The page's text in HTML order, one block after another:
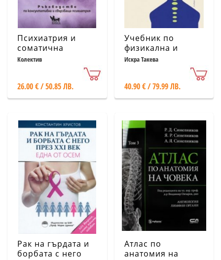
Психиатрия и
соматична
медицина:
Ръководство по
свързваща
психиатрия
Колектив
26.00 € / 50.85 ЛВ.
Учебник по
физикална и
рехабилитационна
медицина Част I
Искра Такева
40.90 € / 79.99 ЛВ.
Рак на гърдата и
борбата с него
Атлас по
анатомия на